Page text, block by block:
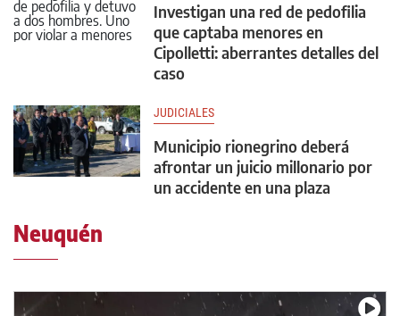
Investigan una red de pedofilia
que captaba menores en
Cipolletti: aberrantes detalles del
caso
JUDICIALES
Municipio rionegrino deberá
afrontar un juicio millonario por
un accidente en una plaza
Neuquén